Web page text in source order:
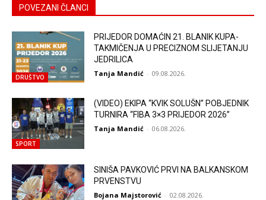
POVEZANI ČLANCI
DRUŠTVO
PRIJEDOR DOMAĆIN 21. BLANIK KUPA-
TAKMIČENJA U PRECIZNOM SLIJETANJU
JEDRILICA
Tanja Mandić - 09.08.2026.
SPORT
(VIDEO) EKIPA “KVIK SOLUŠN” POBJEDNIK
TURNIRA “FIBA 3×3 PRIJEDOR 2026”
Tanja Mandić - 06.08.2026.
SINIŠA PAVKOVIĆ PRVI NA BALKANSKOM
PRVENSTVU
Bojana Majstorović - 02.08.2026.